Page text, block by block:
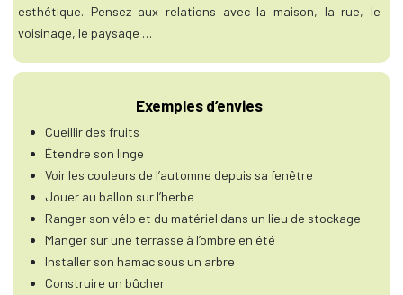
esthétique. Pensez aux relations avec la maison, la rue, le
voisinage, le paysage …
Exemples d’envies
Cueillir des fruits
Étendre son linge
Voir les couleurs de l’automne depuis sa fenêtre
Jouer au ballon sur l’herbe
Ranger son vélo et du matériel dans un lieu de stockage
Manger sur une terrasse à l’ombre en été
Installer son hamac sous un arbre
Construire un bûcher